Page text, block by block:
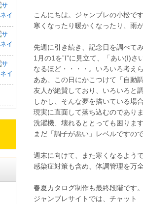
こんにちは。ジャンブレの小松です
寒くなったり暖かくなったり、雨
先週に引き続き、記念日を調べて
1月の1を”I”に見立て、「あい(I)さ
なるほど・・・・。いろいろ考え
ああ、この日にかこつけて「自動
友人が絶賛しており、いろいろと
しかし、そんな夢を描いている場
現実に直面して落ち込むのでありま
洗濯機、壊れるととっても困りま
まだ「調子が悪い」レベルですの
週末に向けて、また寒くなるようで
感染症対策も含め、体調管理を万
春夏カタログ制作も最終段階です。
ジャンブレサイトでは、チャット